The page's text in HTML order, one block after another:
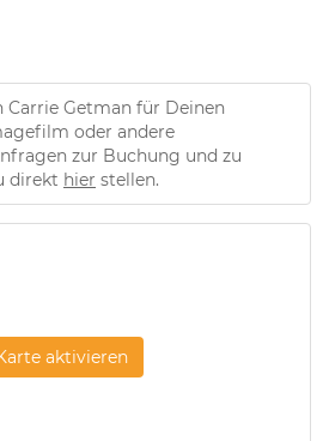
Carrie Getman für Deinen
oder andere
zur Buchung und zu
direkt hier stellen.
aktivieren